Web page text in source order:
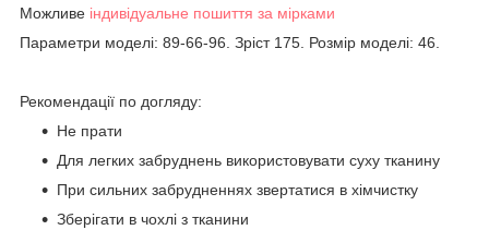
Можливе індивідуальне пошиття за мірками
Параметри моделі: 89-66-96. Зріст 175. Розмір моделі: 46.
Рекомендації по догляду:
Не прати
Для легких забруднень використовувати суху тканину
При сильних забрудненнях звертатися в хімчистку
Зберігати в чохлі з тканини